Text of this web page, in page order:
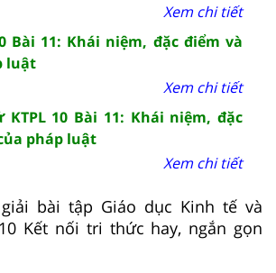
Xem chi tiết
Bài 11: Khái niệm, đặc điểm và
luật
Xem chi tiết
10 Bài 11: Khái niệm, đặc
pháp luật
Xem chi tiết
bài tập Giáo dục Kinh tế và
Kết nối tri thức hay, ngắn gọn